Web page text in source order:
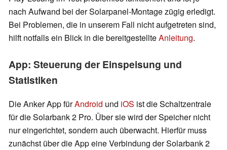
nach Aufwand bei der Solarpanel-Montage zügig erledigt.
Bei Problemen, die in unserem Fall nicht aufgetreten sind,
hilft notfalls ein Blick in die bereitgestellteAnleitung.
App: Steuerung der Einspeisung und
Statistiken
Die Anker App fürAndroid und iOS ist die Schaltzentrale
für die Solarbank 2 Pro. Über sie wird der Speicher nicht
nur eingerichtet, sondern auch überwacht. Hierfür muss
zunächst über die App eine Verbindung der Solarbank 2